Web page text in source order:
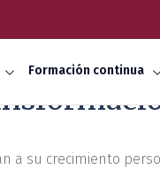
Formación continua
a su crecimiento